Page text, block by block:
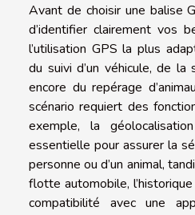
Avant de choisir une balise
d’identifier clairement vos
l’utilisation GPS la plus
du suivi d’un véhicule, de
encore du repérage
scénario requiert des
exemple, la
essentielle pour assurer la
personne ou d’un animal,
flotte automobile,
compatibilité avec une